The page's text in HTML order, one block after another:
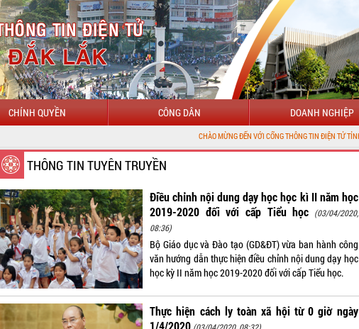
CHÍNH QUYỀN CÔNG DÂN DOANH NGHIỆP
CHÀO MỪNG ĐẾN VỚI CỔNG THÔNG TIN ĐIỆN TỬ TỈNH ĐẮK LẮK
THÔNG TIN TUYÊN TRUYỀN
Điều chỉnh nội dung dạy học học kì II năm học
2019-2020 đối với cấp Tiểu học (03/04/2020,
08:36)
Bộ Giáo dục và Đào tạo (GD&ĐT) vừa ban hành công
văn hướng dẫn thực hiện điều chỉnh nội dung dạy học
học kỳ II năm học 2019-2020 đối với cấp Tiểu học.
Thực hiện cách ly toàn xã hội từ 0 giờ ngày
1/4/2020